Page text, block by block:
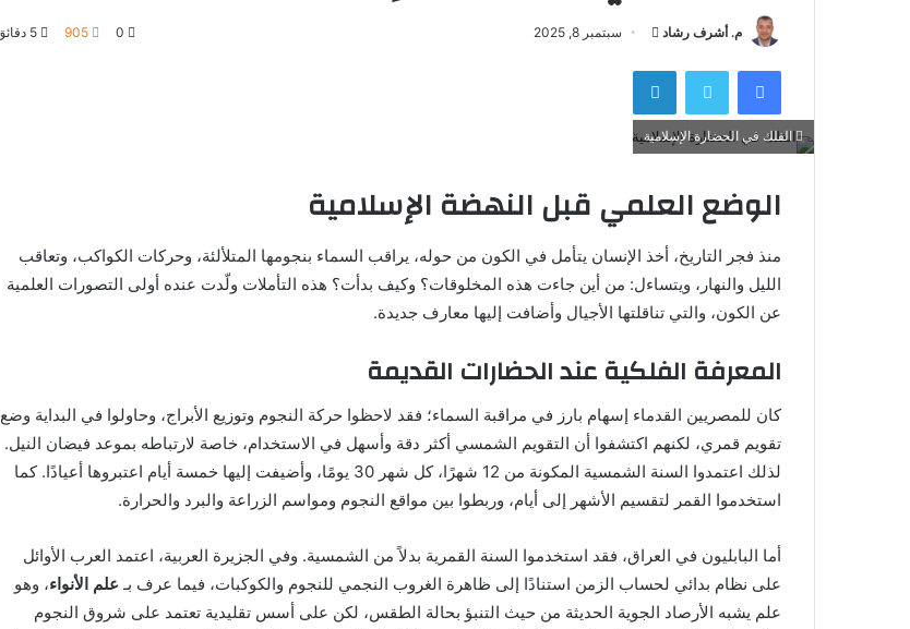
م. أشرف رشاد
أرسل
إلكترونيا
سبتمبر 8, 2025 0
905
فيسبوك تويتر لينكدإن
الفلك في الحضارة الإسلامية
الوضع العلمي قبل النهضة الإسلامية
منذ فجر التاريخ، أخذ الإنسان يتأمل في الكون من حوله، يراقب السماء بنجومها المتلألئة، وحركات الكواكب، وتعاقب
الليل والنهار، ويتساءل: من أين جاءت هذه المخلوقات؟ وكيف بدأت؟ هذه التأملات ولّدت عنده أولى التصورات العلمية
عن الكون، والتي تناقلتها الأجيال وأضافت إليها معارف جديدة.
المعرفة الفلكية عند الحضارات القديمة
كان للمصريين القدماء إسهام بارز في مراقبة السماء؛ فقد لاحظوا حركة النجوم وتوزيع الأبراج، وحاولوا في البداية وضع
تقويم قمري، لكنهم اكتشفوا أن التقويم الشمسي أكثر دقة وأسهل في الاستخدام، خاصة لارتباطه بموعد فيضان النيل.
لذلك اعتمدوا السنة الشمسية المكونة من 12 شهرًا، كل شهر 30 يومًا، وأضيفت إليها خمسة أيام اعتبروها أعيادًا. كما
استخدموا القمر لتقسيم الأشهر إلى أيام، وربطوا بين مواقع النجوم ومواسم الزراعة والبرد والحرارة.
أما البابليون في العراق، فقد استخدموا السنة القمرية بدلاً من الشمسية. وفي الجزيرة العربية، اعتمد العرب الأوائل
على نظام بدائي لحساب الزمن استنادًا إلى ظاهرة الغروب النجمي للنجوم والكوكبات، فيما عرف بـ علم الأنواء، وهو
علم يشبه الأرصاد الجوية الحديثة من حيث التنبؤ بحالة الطقس، لكن على أسس تقليدية تعتمد على شروق النجوم